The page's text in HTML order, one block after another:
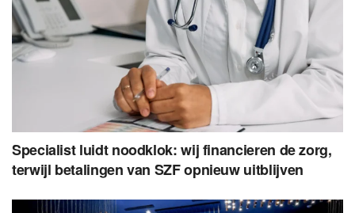
Specialist luidt noodklok: wij financieren de zorg,
terwijl betalingen van SZF opnieuw uitblijven